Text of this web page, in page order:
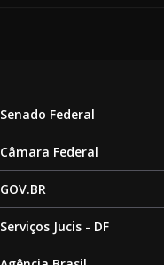
Senado Federal
Câmara Federal
GOV.BR
Serviços Jucis - DF